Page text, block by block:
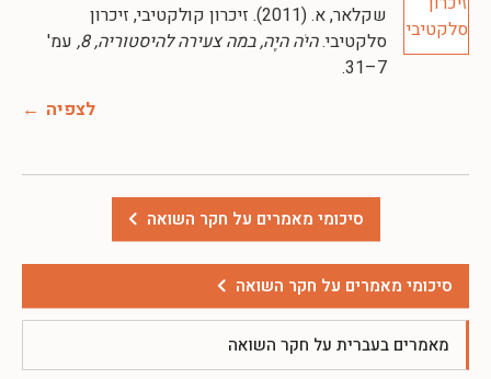
סיכומי מאמרים על חקר השואה
מאמרים בעברית על חקר השואה
שקלאר, א. (2011). זיכרון קולקטיבי, זיכרון
סלקטיבי.היֹה היָה, במה צעירה להיסטוריה, 8,
עמ'
7–31.
לצפיה
סיכומי מאמרים על חקר השואה